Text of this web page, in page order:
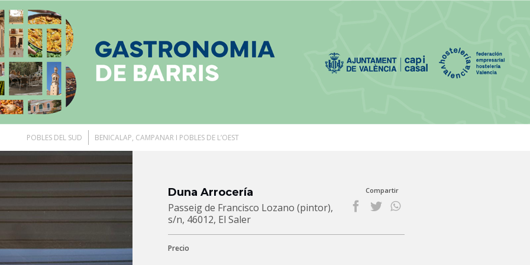
POBLES DEL SUD
BENICALAP, CAMPANAR I POBLES DE L’OEST
Duna Arrocería
Passeig de Francisco Lozano (pintor),
s/n, 46012, El Saler
Compartir
Precio